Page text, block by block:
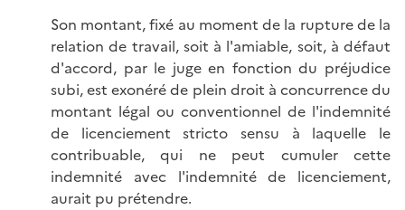
Son montant, fixé au moment de la rupture de la
relation de travail, soit à l'amiable, soit, à défaut
d'accord, par le juge en fonction du préjudice
subi, est exonéré de plein droit à concurrence du
montant légal ou conventionnel de l'indemnité
de licenciement stricto sensu à laquelle le
contribuable, qui ne peut cumuler cette
indemnité avec l'indemnité de licenciement,
aurait pu prétendre.